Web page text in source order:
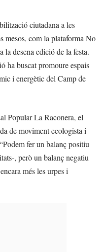
ciutadana a les
mesos, com la plataforma No
la desena edició de la festa.
ha buscat promoure espais
i energètic del Camp de
Popular La Raconera, el
de moviment ecologista i
fer un balanç positiu
, però un balanç negatiu
més les urpes i